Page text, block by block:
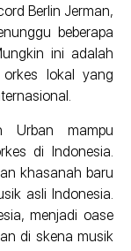
Berlin Jerman,
beberapa
ini adalah
orkes lokal yang
Urban mampu
di Indonesia.
khasanah baru
asli Indonesia.
menjadi oase
di skena musik